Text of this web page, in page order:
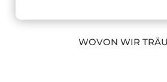
WOVON WIR